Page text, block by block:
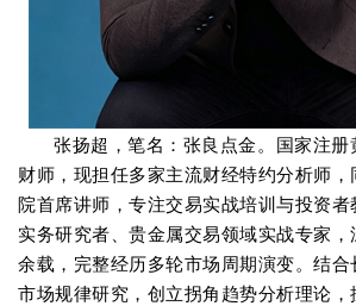
张扬超，笔名：张良点金。国家注
财师，现担任多家主流财经特约分析师
院首席讲师，专注交易实战培训与投资
实务研究者、贵金属交易领域实战专家
余载，完整经历多轮市场周期演变。结
市场规律研究，创立拐角趋势分析理论，